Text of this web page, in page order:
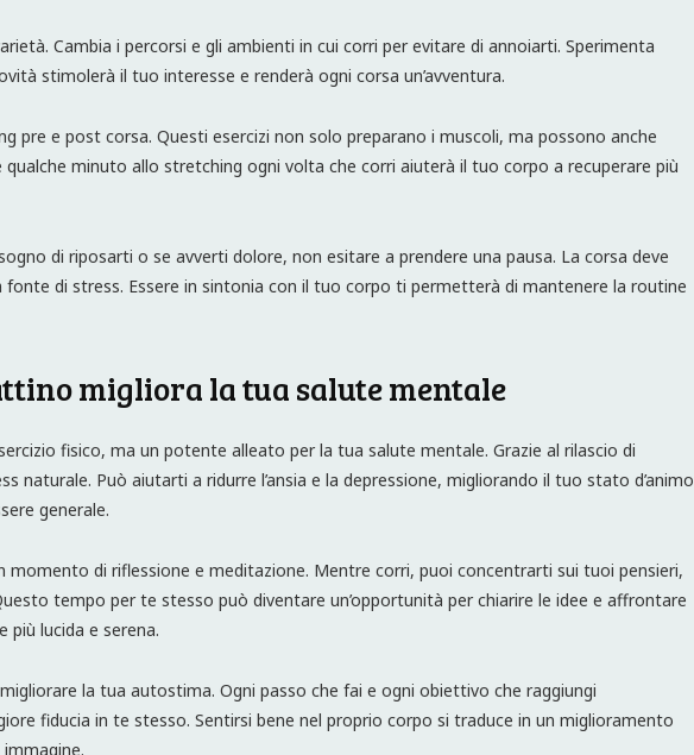
Cambia i percorsi e gli ambienti in cui corri per evitare di annoiarti. Sperimenta
stimolerà il tuo interesse e renderà ogni corsa un’avventura.
pre e post corsa. Questi esercizi non solo preparano i muscoli, ma possono anche
qualche minuto allo stretching ogni volta che corri aiuterà il tuo corpo a recuperare più
di riposarti o se avverti dolore, non esitare a prendere una pausa. La corsa deve
fonte di stress. Essere in sintonia con il tuo corpo ti permetterà di mantenere la routine
migliora la tua salute mentale
fisico, ma un potente alleato per la tua salute mentale. Grazie al rilascio di
naturale. Può aiutarti a ridurre l’ansia e la depressione, migliorando il tuo stato d’animo
generale.
di riflessione e meditazione. Mentre corri, puoi concentrarti sui tuoi pensieri,
tempo per te stesso può diventare un’opportunità per chiarire le idee e affrontare
più lucida e serena.
la tua autostima. Ogni passo che fai e ogni obiettivo che raggiungi
fiducia in te stesso. Sentirsi bene nel proprio corpo si traduce in un miglioramento